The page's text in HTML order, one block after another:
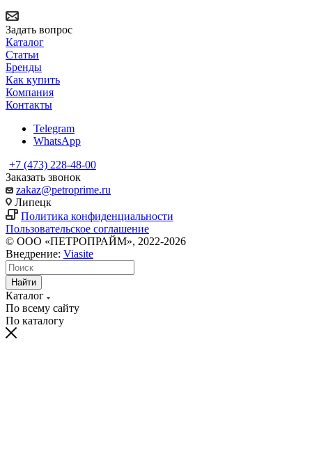
Задать вопрос
Каталог
Статьи
Бренды
Как купить
Компания
Контакты
Telegram
WhatsApp
+7 (473) 228-48-00
Заказать звонок
zakaz@petroprime.ru
Липецк
Политика конфиденциальности
Пользовательское соглашение
© ООО «ПЕТРОПРАЙМ», 2022-2026
Внедрение: Viasite
Найти
Каталог
По всему сайту
По каталогу